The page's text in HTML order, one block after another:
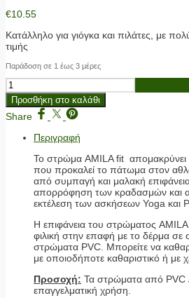
€10.55
Κατάλληλο για γιόγκα και πιλάτες, με
τιμής
Παράδοση σε 1 έως 3 μέρες
ΣΤΡΩΜΑ
YOGA
6MM
173*61CM
ΛΑΔΙ
Προσθήκη στο καλάθι
Share
Περιγραφή
Το στρώμα AMILA fit απομακρύνει
που προκαλεί το πάτωμα στον
από συμπαγή και μαλακή
απορρόφηση των κραδασμών και
εκτέλεση των ασκήσεων Yoga και
Η επιφάνεια του στρώματος AMILA
φιλική στην επαφή με το δέρμα σε
στρώματα PVC. Μπορείτε να
με οποιοδήποτε καθαριστικό ή με
Προσοχή: Τα στρώματα από PVC
επαγγελματική χρήση.